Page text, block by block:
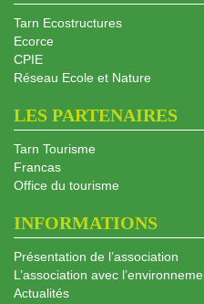
Tarn Ecostructures
Ecorce
CPIE
Réseau Ecole et Nature
LES PARTENAIRES
Tarn Tourisme
Francas
Office du tourisme
INFORMATIONS
Présentation de l’association
L’association avec
Actualités